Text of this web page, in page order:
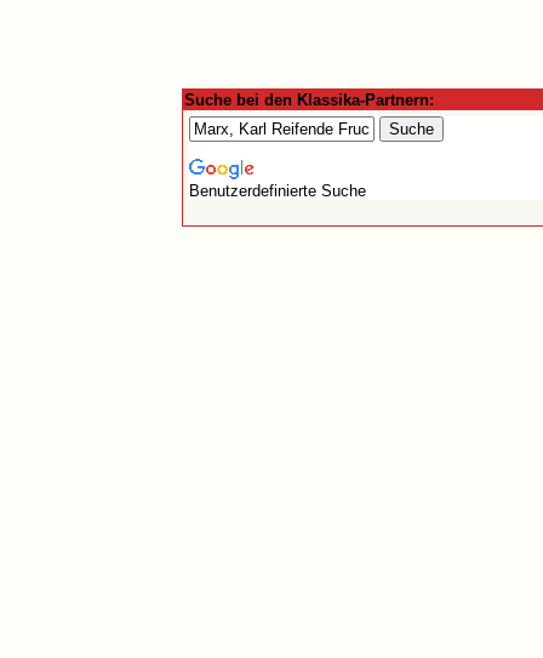
Suche bei den Klassika-Partnern:
Benutzerdefinierte Suche